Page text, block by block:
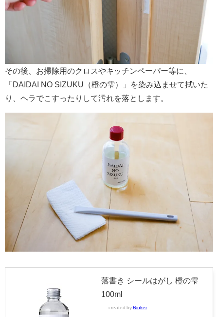
その後、お掃除用のクロスやキッチンペーパー等に、
「DAIDAI NO SIZUKU（橙の雫）」を染み込ませて拭いた
り、ヘラでこすったりして汚れを落とします。
落書き シールはがし 橙の雫
100ml
created by Rinker